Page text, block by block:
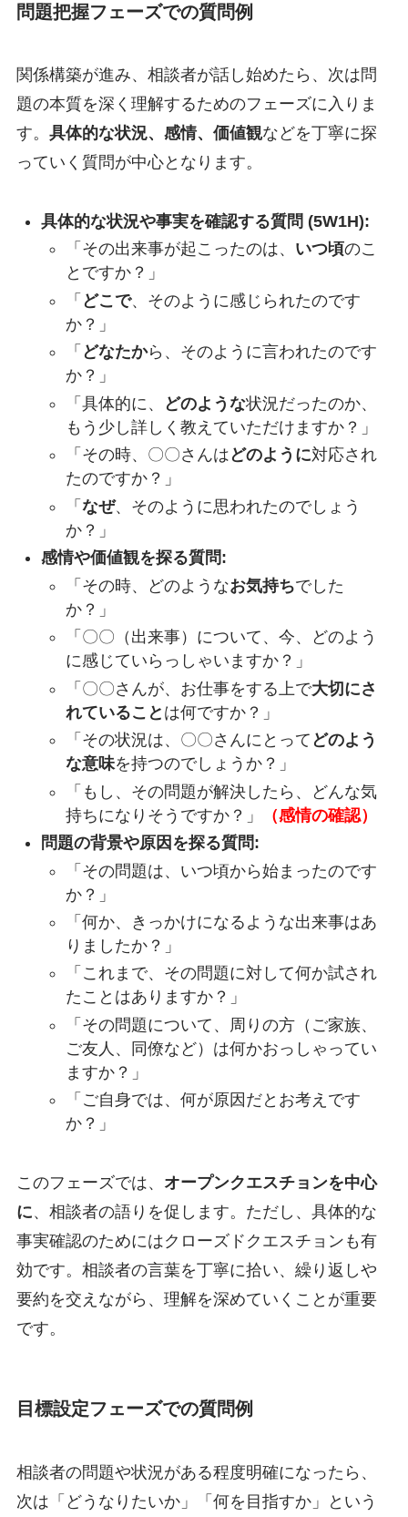
問題把握フェーズでの質問例
関係構築が進み、相談者が話し始めたら、次は問
題の本質を深く理解するためのフェーズに入りま
す。 具体的な状況、感情、価値観などを丁寧に探
っていく質問が中心となります。
具体的な状況や事実を確認する質問 (5W1H):
「その出来事が起こったのは、 いつ頃のこ
とですか？」
「 どこで、そのように感じられたのです
か？」
「 どなたから、そのように言われたのです
か？」
「具体的に、
どのような状況だったのか、
もう少し詳しく教えていただけますか？」
「その時、〇〇さんは どのように対応され
たのですか？」
「 なぜ、そのように思われたのでしょう
か？」
感情や価値観を探る質問:
「その時、どのようなお気持ちでした
か？」
「〇〇（出来事）について、今、どのよう
に感じていらっしゃいますか？」
「〇〇さんが、お仕事をする上で大切にさ
れていること は何ですか？」
「その状況は、〇〇さんにとって どのよう
な意味を持つのでしょうか？」
「もし、その問題が解決したら、どんな気
持ちになりそうですか？」
（感情の確認）
問題の背景や原因を探る質問:
「その問題は、いつ頃から始まったのです
か？」
「何か、きっかけになるような出来事はあ
りましたか？」
「これまで、その問題に対して何か試され
たことはありますか？」
「その問題について、周りの方（ご家族、
ご友人、同僚など）は何かおっしゃってい
ますか？」
「ご自身では、何が原因だとお考えです
か？」
このフェーズでは、 オープンクエスチョンを中心
に、相談者の語りを促します。ただし、具体的な
事実確認のためにはクローズドクエスチョンも有
効です。相談者の言葉を丁寧に拾い、繰り返しや
要約を交えながら、理解を深めていくことが重要
です。
目標設定フェーズでの質問例
相談者の問題や状況がある程度明確になったら、
次は「どうなりたいか」「何を目指すか」という